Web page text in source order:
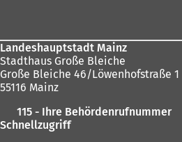
Landeshauptstadt Mainz
Stadthaus Große Bleiche
Große Bleiche 46/Löwenhofstraße 1
55116 Mainz
115 - Ihre Behördenrufnummer
Schnellzugriff